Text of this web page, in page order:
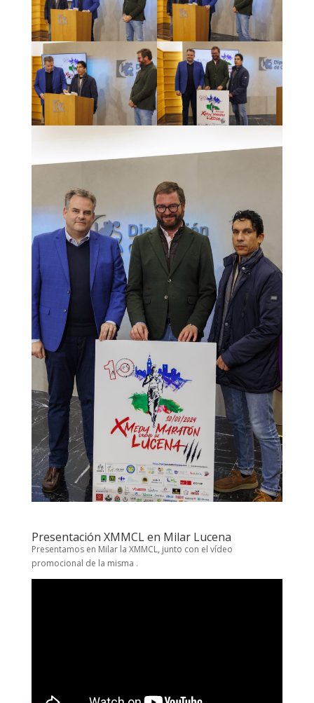
Presentación XMMCL en Milar Lucena
Presentamos en Milar la XMMCL, junto con el vídeo
promocional de la misma .